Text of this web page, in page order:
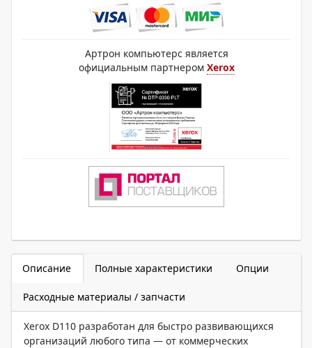
Артрон компьютерс является
официальным партнером Xerox
Описание Полные характеристики Опции
Расходные материалы / запчасти
Xerox D110 разработан для быстро развивающихся
организаций любого типа — от коммерческих